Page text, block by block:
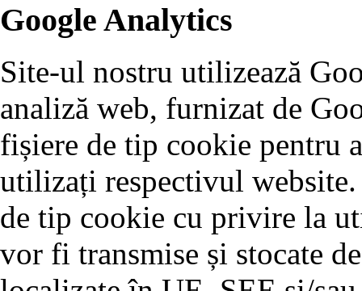
Google Analytics
Site-ul nostru utilizează
analiză web, furnizat de
fișiere de tip cookie pentru
utilizați respectivul
de tip cookie cu privire la
vor fi transmise și stocate